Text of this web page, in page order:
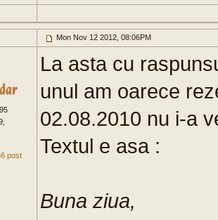
Mon Nov 12 2012, 08:06PM
post
La asta cu
unul am oarece
02.08.2010 nu i-a
Textul e asa :
Buna ziua,